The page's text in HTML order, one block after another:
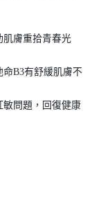
肌膚重拾青春光
B3有舒緩肌膚不
敏問題，回復健康